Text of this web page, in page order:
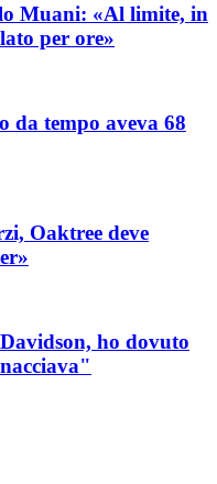
Muani: «Al limite, in
per ore»
da tempo aveva 68
Oaktree deve
ho dovuto